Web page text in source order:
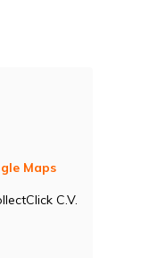
Maps
C.V.